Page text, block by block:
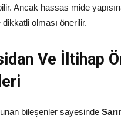
Ancak hassas mide
olması önerilir.
Ve İltihap
bileşenler sayesinde